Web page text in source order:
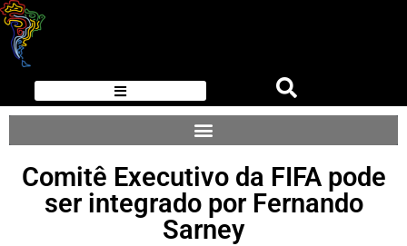
Comitê Executivo da FIFA pode
ser integrado por Fernando
Sarney